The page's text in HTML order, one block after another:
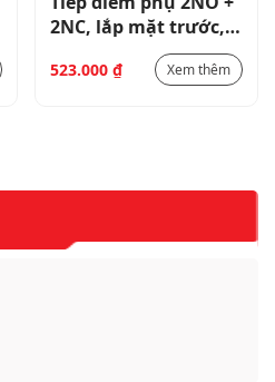
2NC, lắp mặt trước,
cho contactor BG _
11BGX1022
523.000 ₫ Xem thêm